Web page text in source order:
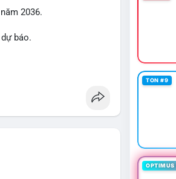
2036.
báo.
TON #9
OPTIMUS